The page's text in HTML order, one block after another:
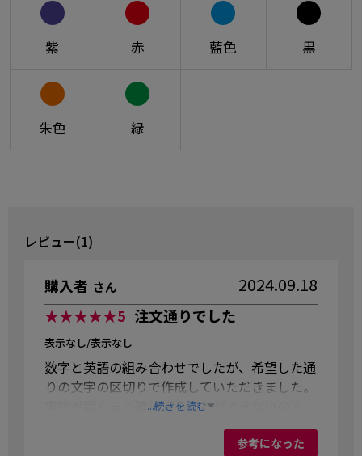
紫 赤 藍色 黒
朱色 緑
レビュー(1)
購入者 さん 2024.09.18
★★★★★5 注文通りでした
表示なし/表示なし
数字と英語の組み合わせでしたが、希望した通
りの文字の区切りで作成していただきました。
実物が届くまで確認することができないので、
行ごとに入れる文字を指定しておくといいと思
います。 私は3行で作成してもらいました。
...続きを読む
参考になった